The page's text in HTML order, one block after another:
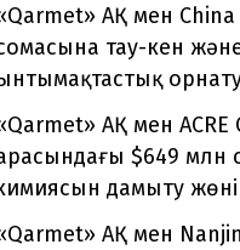
АҚ мен
тау-кен
АҚ мен
$649 млн
дамыту
АҚ мен